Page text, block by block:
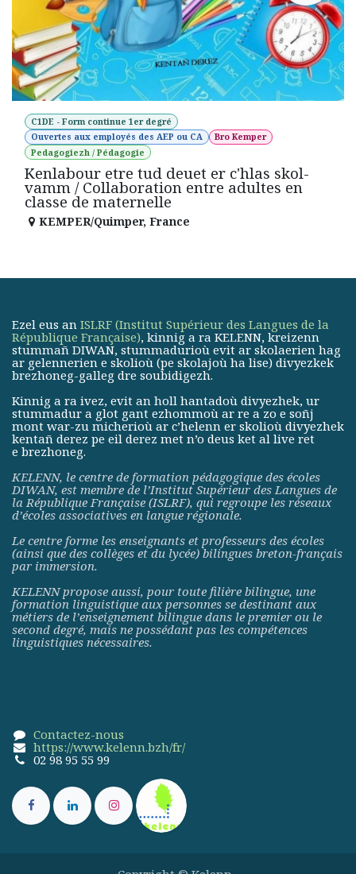
C1DE - Form continue 1er degré
Ouvertes aux employés des AEP ou CA
Bro Kemper
Pedagogiezh / Pédagogie
Kenlabour etre tud deuet er c'hlas skol-
vamm / Collaboration entre adultes en
classe de maternelle
KEMPER/Quimper, France
Ezel eus an ISLRF (Institut Supérieur des Langues de la
République Française), kinnig a ra KELENN, kreizenn
stummañ DIWAN, stummadurioù evit ar skolaerien hag
ar gelennerien e skolioù (pe skolajoù ha lise) divyezkek
brezhoneg-galleg dre soubidigezh.
Kinnig a ra ivez, evit an holl hantadoù divyezhek, ur
stummadur a glot gant ezhommoù ar re a zo e soñj
mont war-zu micherioù ar c’helenn er skolioù divyezhek
kentañ derez pe eil derez met n’o deus ket al live ret
e brezhoneg.
KELENN, le centre de formation pédagogique des écoles
DIWAN, est membre de l’Institut Supérieur des Langues de
la République Française (ISLRF), qui regroupe les réseaux
d’écoles associatives en langue régionale.
Le centre forme les enseignants et professeurs des écoles
(ainsi que des collèges et du lycée) bilingues breton-français
par immersion.
KELENN propose aussi, pour toute filière bilingue, une
formation linguistique aux personnes se destinant aux
métiers de l’enseignement bilingue dans le premier ou le
second degré, mais ne possédant pas les compétences
linguistiques nécessaires.
Contactez-nous
https://www.kelenn.bzh/fr/
02 98 95 55 99